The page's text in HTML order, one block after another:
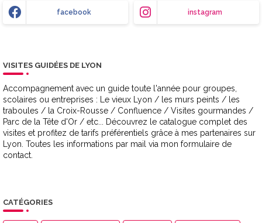
facebook instagram
VISITES GUIDÉES DE LYON
Accompagnement avec un guide toute l'année pour groupes,
scolaires ou entreprises : Le vieux Lyon / les murs peints / les
traboules / la Croix-Rousse / Confluence / Visites gourmandes /
Parc de la Tête d'Or / etc... Découvrez le catalogue complet des
visites et profitez de tarifs préférentiels grâce à mes partenaires sur
Lyon. Toutes les informations par mail via mon formulaire de
contact.
CATÉGORIES